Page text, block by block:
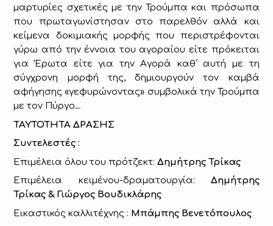
μαρτυρίες σχετικές με την Τρούμπα και πρόσωπα
που πρωταγωνίστησαν στο παρελθόν αλλά και
κείμενα δοκιμιακής μορφής που περιστρέφονται
γύρω από την έννοια του αγοραίου είτε πρόκειται
για Έρωτα είτε για την Αγορά καθ΄ αυτή με τη
σύγχρονη μορφή της, δημιουργούν τον καμβά
αφήγησης «γεφυρώνοντας» συμβολικά την Τρούμπα
με τον Πύργο…
ΤΑΥΤΟΤΗΤΑ ΔΡΑΣΗΣ
Συντελεστές:
Eπιμέλεια όλου του πρότζεκτ:Δημήτρης Τρίκας
Επιμέλεια κειμένου-δραματουργία: Δημήτρης
Τρίκας & Γιώργος Βουδικλάρης
Εικαστικός καλλιτέχνης : Μπάμπης Βενετόπουλος